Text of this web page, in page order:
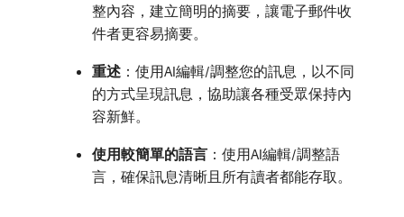
整內容，建立簡明的摘要，讓電子郵件收
件者更容易摘要。
重述 ：使用AI編輯/調整您的訊息，以不同
的方式呈現訊息，協助讓各種受眾保持內
容新鮮。
使用較簡單的語言 ：使用AI編輯/調整語
言，確保訊息清晰且所有讀者都能存取。